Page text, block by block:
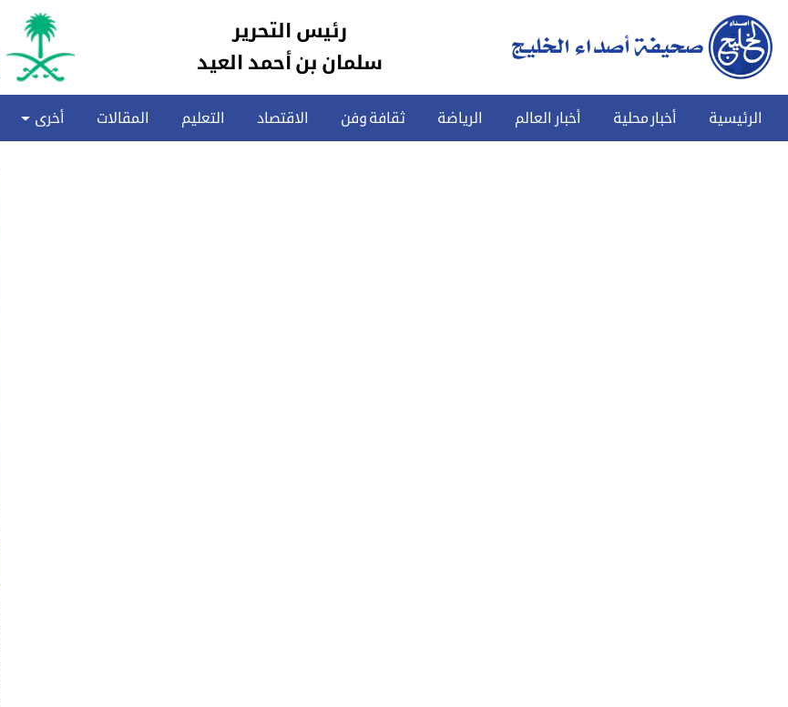
رئيس التحرير
سلمان بن أحمد العيد
الرئيسية أخبار محلية أخبار العالم الرياضة ثقافة وفن الاقتصاد التعليم المقالات أخرى